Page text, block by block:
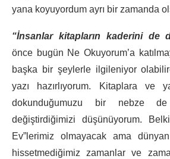
yana koyuyordum ayrı bir zamanda
“İnsanlar kitapların kaderini de
önce bugün Ne Okuyorum’a
başka bir şeylerle ilgileniyor
yazı hazırlıyorum. Kitaplara ve
dokunduğumuzu bir nebze
değiştirdiğimizi düşünüyorum.
Ev”lerimiz olmayacak ama
hissetmediğimiz zamanlar ve